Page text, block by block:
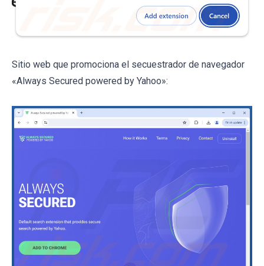
Sitio web que promociona el secuestrador de navegador
«Always Secured powered by Yahoo»: